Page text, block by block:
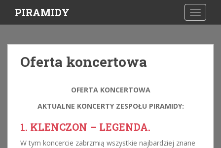
i
PIRAMIDY
Oferta koncertowa
OFERTA KONCERTOWA
AKTUALNE KONCERTY ZESPOŁU PIRAMIDY:
1. KLENCZON – LEGENDA.
W tym koncercie zabrzmią wszystkie najbardziej znane